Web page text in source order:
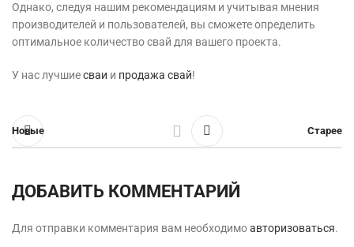
Однако, следуя нашим рекомендациям и учитывая мнения
производителей и пользователей, вы сможете определить
оптимальное количество свай для вашего проекта.
У нас лучшиесваи и продажа свай!
Новые Старее
ДОБАВИТЬ КОММЕНТАРИЙ
Для отправки комментария вам необходимоавторизоваться.